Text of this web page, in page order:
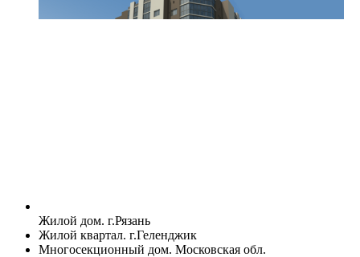
Жилой дом. г.Рязань
Жилой квартал. г.Геленджик
Многосекционный дом. Московская обл.